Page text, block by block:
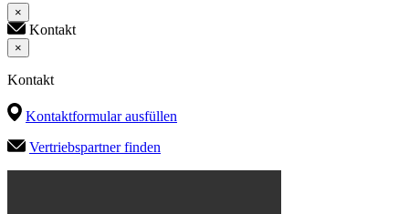
×
Kontakt
×
Kontakt
Kontaktformular ausfüllen
Vertriebspartner finden